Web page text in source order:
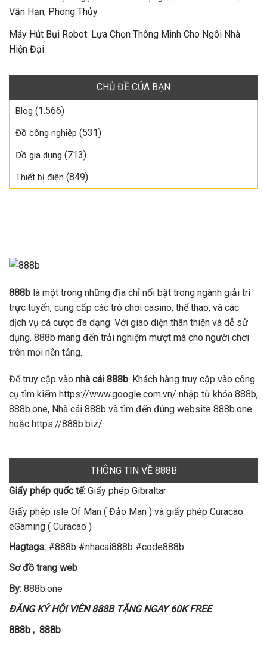
Vận Hạn, Phong Thủy
Máy Hút Bụi Robot: Lựa Chọn Thông Minh Cho Ngôi Nhà
Hiện Đại
CHỦ ĐỀ CỦA BẠN
Blog (1.566)
Đồ công nghiệp (531)
Đồ gia dụng (713)
Thiết bị điện (849)
888b là một trong những địa chỉ nổi bật trong ngành giải trí
trực tuyến, cung cấp các trò chơi casino, thể thao, và các
dịch vụ cá cược đa dạng. Với giao diện thân thiện và dễ sử
dụng, 888b mang đến trải nghiệm mượt mà cho người chơi
trên mọi nền tảng.
Để truy cập vào nhà cái 888b. Khách hàng truy cập vào công
cụ tìm kiếm https://www.google.com.vn/ nhập từ khóa 888b,
888b.one, Nhà cái 888b và tìm đến đúng website 888b.one
hoặc https://888b.biz/
THÔNG TIN VỀ 888B
Giấy phép quốc tế: Giấy phép Gibraltar
Giấy phép isle Of Man ( Đảo Man ) và giấy phép Curacao
eGaming ( Curacao )
Hagtags: #888b #nhacai888b #code888b
Sơ đồ trang web
By: 888b.one
ĐĂNG KÝ HỘI VIÊN 888B TẶNG NGAY 60K FREE
888b , 888b